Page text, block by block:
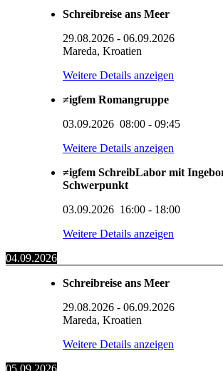
Schreibreise ans Meer
29.08.2026 - 06.09.2026
Mareda, Kroatien
Weitere Details anzeigen
≠igfem Romangruppe
03.09.2026 08:00 - 09:45
Weitere Details anzeigen
≠igfem SchreibLabor mit
Schwerpunkt
03.09.2026 16:00 - 18:00
Weitere Details anzeigen
04.09.2026
Schreibreise ans Meer
29.08.2026 - 06.09.2026
Mareda, Kroatien
Weitere Details anzeigen
05.09.2026